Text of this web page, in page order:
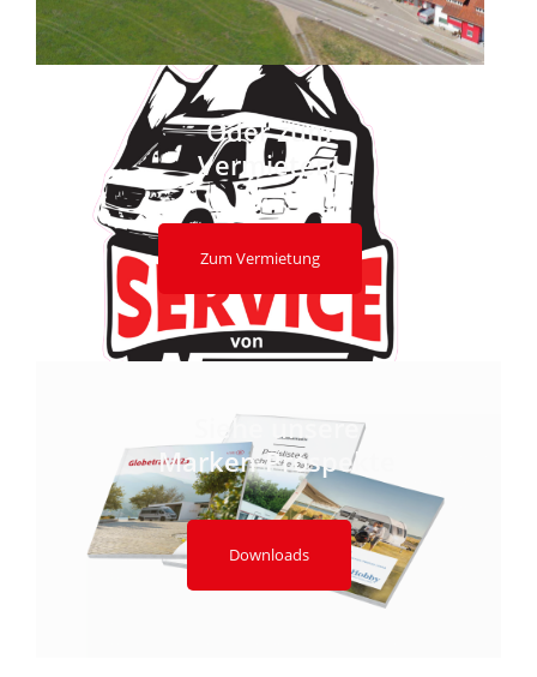
Oder zum
Vermieten!
Zum Vermietung
Siehe unsere
Marken-Prospekte
Downloads